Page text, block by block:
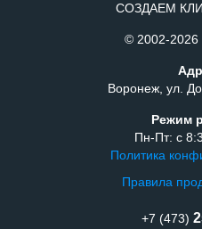
СОЗДАЕМ
© 2002-
Воронеж, ул.
Режим
Пн-Пт: с
Политика
Правила
+7 (473)